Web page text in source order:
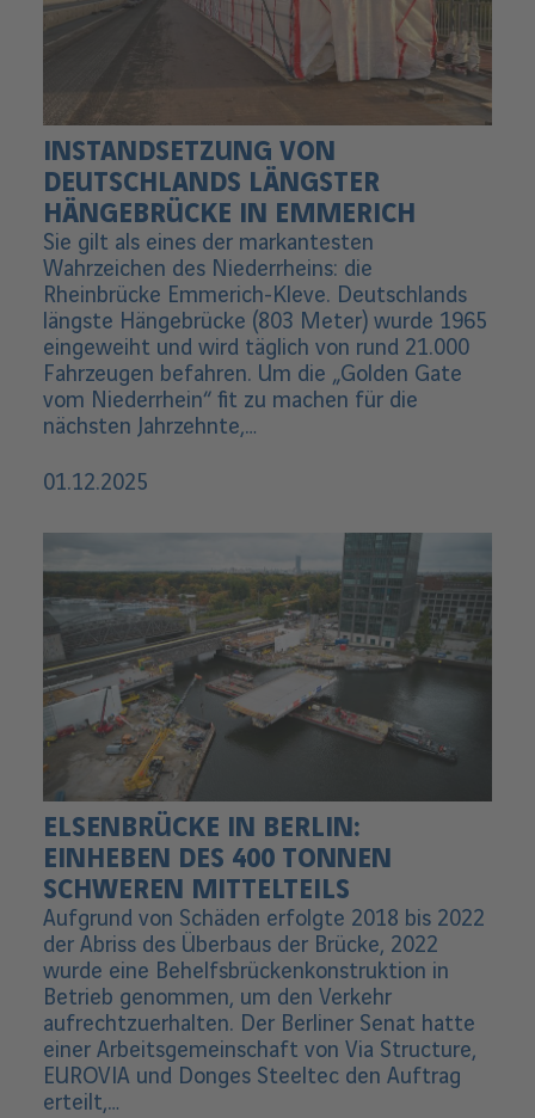
INSTANDSETZUNG VON
DEUTSCHLANDS LÄNGSTER
HÄNGEBRÜCKE IN EMMERICH
Sie gilt als eines der markantesten
Wahrzeichen des Niederrheins: die
Rheinbrücke Emmerich-Kleve. Deutschlands
längste Hängebrücke (803 Meter) wurde 1965
eingeweiht und wird täglich von rund 21.000
Fahrzeugen befahren. Um die „Golden Gate
vom Niederrhein“ fit zu machen für die
nächsten Jahrzehnte,…
01.12.2025
ELSENBRÜCKE IN BERLIN:
EINHEBEN DES 400 TONNEN
SCHWEREN MITTELTEILS
Aufgrund von Schäden erfolgte 2018 bis 2022
der Abriss des Überbaus der Brücke, 2022
wurde eine Behelfsbrückenkonstruktion in
Betrieb genommen, um den Verkehr
aufrechtzuerhalten. Der Berliner Senat hatte
einer Arbeitsgemeinschaft von Via Structure,
EUROVIA und Donges Steeltec den Auftrag
erteilt,…